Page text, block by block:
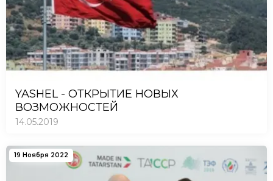
YASHEL - ОТКРЫТИЕ НОВЫХ
ВОЗМОЖНОСТЕЙ
14.05.2019
19 Ноября 2022